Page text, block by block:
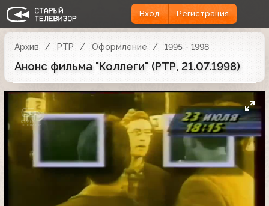
Вход Регистрация
Архив РТР Оформление 1995 - 1998
Анонс фильма "Коллеги" (РТР, 21.07.1998)